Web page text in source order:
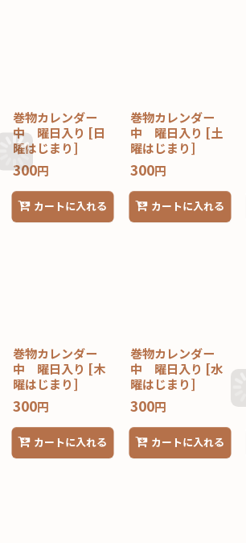
巻物カレンダー
中 曜日入り [日
曜はじまり]
300円
カートに入れる
巻物カレンダー
中 曜日入り [土
曜はじまり]
300円
カートに入れる
巻物カレンダー
中 曜日入り [木
曜はじまり]
300円
カートに入れる
巻物カレンダー
中 曜日入り [水
曜はじまり]
300円
カートに入れる